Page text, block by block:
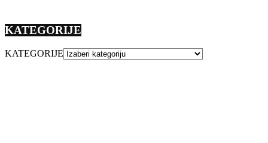
KATEGORIJE
KATEGORIJE